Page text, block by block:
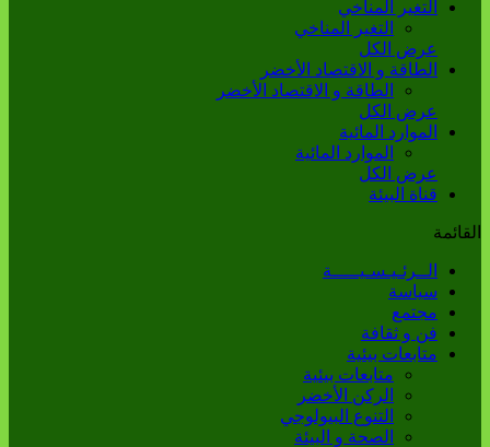
التغير المناخي
التغير المناخي
عرض الكل
الطاقة و الاقتصاد الأخضر
الطاقة و الاقتصاد الأخضر
عرض الكل
الموارد المائية
الموارد المائية
عرض الكل
قناة البيئة
القائمة
الــرئـيـسـيـــــة
سياسة
مجتمع
فن و ثقافة
متابعات بيئية
متابعات بيئية
الركن الأخضر
التنوع البيولوجي
الصحة و البيئة